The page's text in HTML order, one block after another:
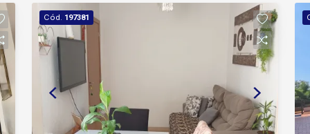
Florestal I, em região estratégica da
Zona Norte de Sorocaba A poucos
minutos da Avenida Ipanema, com
ampla oferta de comércios, serviços e
transporte Fácil acesso à Avenida
Itavuvu e ao Shopping Cidade
Sorocaba, proporcionando praticidade
no dia a dia Rápido acesso à Rodovia
Cód. 197381